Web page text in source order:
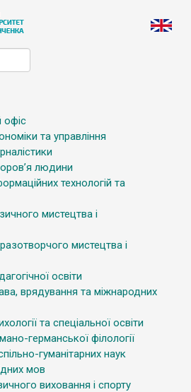
офіс
та управління
людини
технологій та
мистецтва і
мистецтва і
освіти
врядування та міжнародних
та спеціальної освіти
германської філології
гуманітарних наук
мов
виховання і спорту